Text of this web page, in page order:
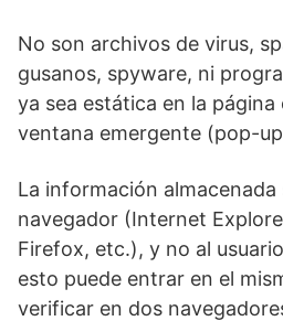
No son archivos de virus,
gusanos, spyware, ni
ya sea estática en la
ventana emergente (pop-
La información almacenada
navegador (Internet
Firefox, etc.), y no al
esto puede entrar en el
verificar en dos